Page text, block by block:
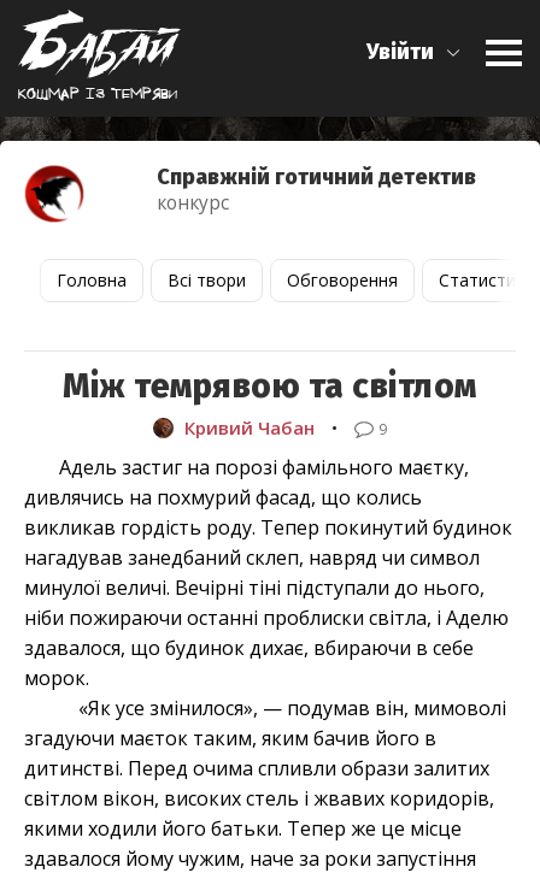
Кошмар iз темряви
Увійти
Справжній готичний детектив
конкурс
Головна Всі твори Обговорення Статистика
Між темрявою та світлом
Кривий Чабан • 9
Адель застиг на порозі фамільного маєтку,
дивлячись на похмурий фасад, що колись
викликав гордість роду. Тепер покинутий будинок
нагадував занедбаний склеп, навряд чи символ
минулої величі. Вечірні тіні підступали до нього,
ніби пожираючи останні проблиски світла, і Аделю
здавалося, що будинок дихає, вбираючи в себе
морок.
«Як усе змінилося», — подумав він, мимоволі
згадуючи маєток таким, яким бачив його в
дитинстві. Перед очима спливли образи залитих
світлом вікон, високих стель і жвавих коридорів,
якими ходили його батьки. Тепер же це місце
здавалося йому чужим, наче за роки запустіння